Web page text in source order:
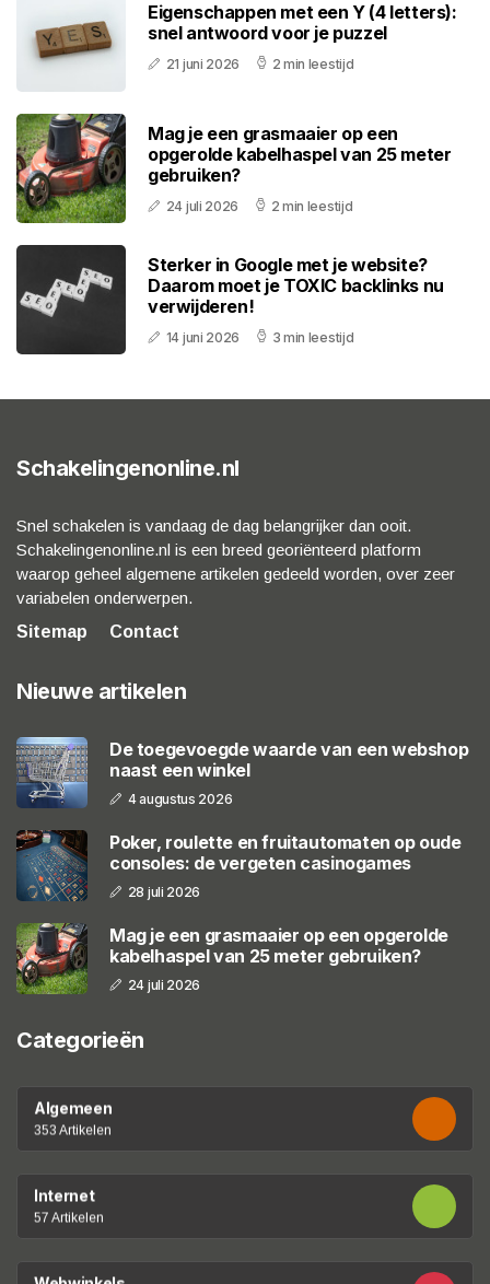
Eigenschappen met een Y (4 letters):
snel antwoord voor je puzzel
21 juni 2026 2 min leestijd
Mag je een grasmaaier op een
opgerolde kabelhaspel van 25 meter
gebruiken?
24 juli 2026 2 min leestijd
Sterker in Google met je website?
Daarom moet je TOXIC backlinks nu
verwijderen!
14 juni 2026 3 min leestijd
Schakelingenonline.nl
Snel schakelen is vandaag de dag belangrijker dan ooit.
Schakelingenonline.nl is een breed georiënteerd platform
waarop geheel algemene artikelen gedeeld worden, over zeer
variabelen onderwerpen.
Sitemap
Contact
Nieuwe artikelen
De toegevoegde waarde van een webshop
naast een winkel
4 augustus 2026
Poker, roulette en fruitautomaten op oude
consoles: de vergeten casinogames
28 juli 2026
Mag je een grasmaaier op een opgerolde
kabelhaspel van 25 meter gebruiken?
24 juli 2026
Categorieën
Algemeen
353 Artikelen
Internet
57 Artikelen